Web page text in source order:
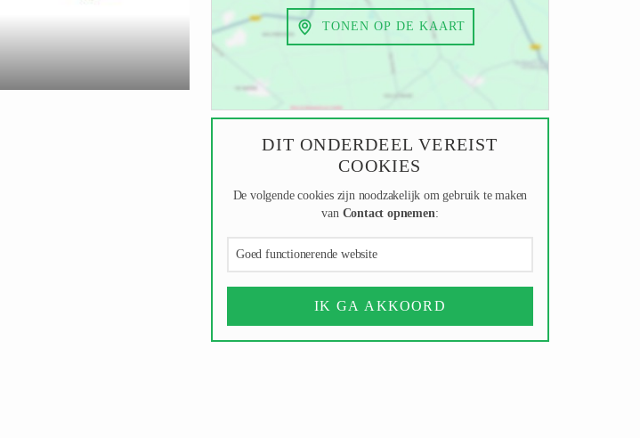
TONEN OP DE KAART
DIT ONDERDEEL VEREIST
COOKIES
De volgende cookies zijn noodzakelijk om gebruik te maken
van Contact opnemen:
Goed functionerende website
IK GA AKKOORD